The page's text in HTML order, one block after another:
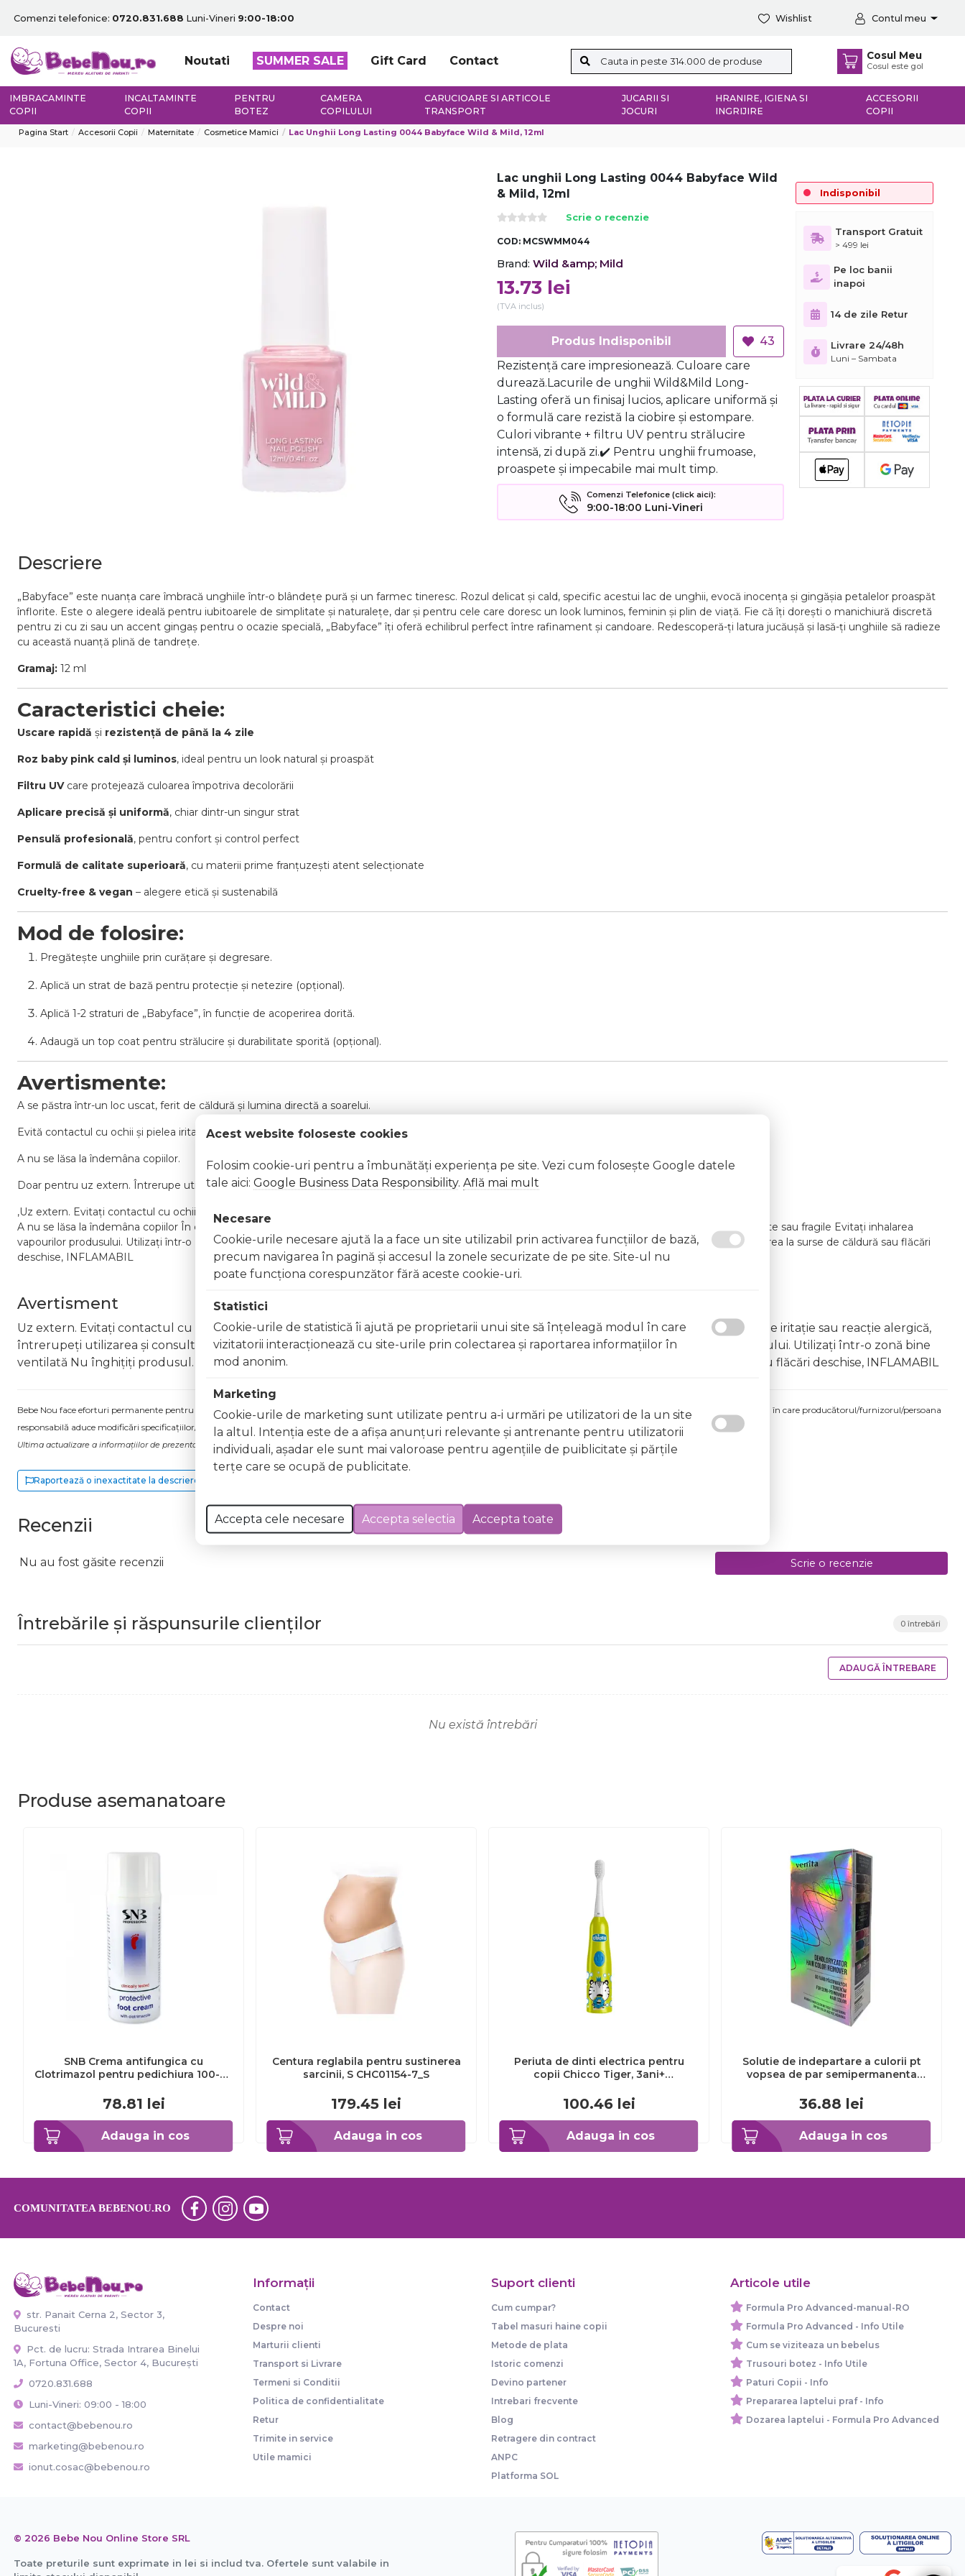
Comenzi telefonice: 0720.831.688 Luni-Vineri 9:00-18:00 Wishlist Contul meu
Noutati SUMMER SALE Gift Card Contact Cosul Meu
Cosul este gol
IMBRACAMINTE
COPII
INCALTAMINTE
COPII
PENTRU
BOTEZ
CAMERA
COPILULUI
CARUCIOARE SI ARTICOLE
TRANSPORT
JUCARII SI
JOCURI
HRANIRE, IGIENA SI
INGRIJIRE
ACCESORII
COPII
Pagina Start Accesorii Copii Maternitate Cosmetice Mamici Lac Unghii Long Lasting 0044 Babyface Wild & Mild, 12ml
Lac unghii Long Lasting 0044 Babyface Wild
& Mild, 12ml
Scrie o recenzie
COD: MCSWMM044
Brand: Wild &amp; Mild
13.73 lei
(TVA inclus)
Produs Indisponibil
43
Rezistență care impresionează. Culoare care
durează.Lacurile de unghii Wild&Mild Long-
Lasting oferă un finisaj lucios, aplicare uniformă și
o formulă care rezistă la ciobire și estompare.
Culori vibrante + filtru UV pentru strălucire
intensă, zi după zi.✔️ Pentru unghii frumoase,
proaspete și impecabile mai mult timp.
Comenzi Telefonice (click aici):
9:00-18:00 Luni-Vineri
Indisponibil
Transport Gratuit
> 499 lei
Pe loc banii
inapoi
14 de zile Retur
Livrare 24/48h
Luni – Sambata
Descriere
„Babyface” este nuanța care îmbracă unghiile într-o blândețe pură și un farmec tineresc. Rozul delicat și cald, specific acestui lac de unghii, evocă inocența și gingășia petalelor proaspăt
înflorite. Este o alegere ideală pentru iubitoarele de simplitate și naturalețe, dar și pentru cele care doresc un look luminos, feminin și plin de viață. Fie că îți dorești o manichiură discretă
pentru zi cu zi sau un accent gingaș pentru o ocazie specială, „Babyface” îți oferă echilibrul perfect între rafinament și candoare. Redescoperă-ți latura jucăușă și lasă-ți unghiile să radieze
cu această nuanță plină de tandrețe.
Gramaj: 12 ml
Caracteristici cheie:
Uscare rapidă și rezistență de până la 4 zile
Roz baby pink cald și luminos, ideal pentru un look natural și proaspăt
Filtru UVcare protejează culoarea împotriva decolorării
Aplicare precisă și uniformă, chiar dintr-un singur strat
Pensulă profesională, pentru confort și control perfect
Formulă de calitate superioară, cu materii prime franțuzești atent selecționate
Cruelty-free & vegan – alegere etică și sustenabilă
Mod de folosire:
Pregătește unghiile prin curățare și degresare.
Aplică un strat de bază pentru protecție și netezire (opțional).
Aplică 1-2 straturi de „Babyface”, în funcție de acoperirea dorită.
Adaugă un top coat pentru strălucire și durabilitate sporită (opțional).
Avertismente:
A se păstra într-un loc uscat, ferit de căldură și lumina directă a soarelui.
Evită contactul cu ochii și pielea iritată.
A nu se lăsa la îndemâna copiilor.
Doar pentru uz extern. Întrerupe utilizarea în caz de iritații.
,Uz extern. Evitați contactul cu ochii. În caz de contact, clătiți imediat cu apă din abundență
A nu se lăsa la îndemâna copiilor În caz de iritație sau reacție alergică, întrerupeți utilizarea și consultați un specialist Nu aplicați lacul pe unghii deteriorate sau fragile Evitați inhalarea
vapourilor produsului. Utilizați într-o zonă bine ventilată Nu înghițiți produsul. În caz de ingerare accidentală, consultați imediat un medic Evitați expunerea la surse de căldură sau flăcări
deschise, INFLAMABIL
Avertisment
Uz extern. Evitați contactul cu ochii. În caz de contact, clătiți imediat cu apă din abundențăA nu se lăsa la îndemâna copiilor În caz de iritație sau reacție alergică,
întrerupeți utilizarea și consultați un specialist Nu aplicați lacul pe unghii deteriorate sau fragile Evitați inhalarea vapourilor produsului. Utilizați într-o zonă bine
ventilată Nu înghițiți produsul. În caz de ingerare accidentală, consultați imediat un medic Evitați expunerea la surse de căldură sau flăcări deschise, INFLAMABIL
Bebe Nou face eforturi permanente pentru a păstra informațiile actualizate. Excepții pentru care informațiile prezentate pot fi diferite față de cele ale produsului comandat pot fi acelea în care producătorul/furnizorul/persoana
responsabilă aduce modificări specificațiilor/etichetei acestuia, fără a ne informa în prealabil. În cazul apariției unor diferențe, prevalează informația de pe etichetele produsului fizic.
Ultima actualizare a informațiilor de prezentare pentru Lac unghii Long Lasting 0044 Babyface Wild & Mild, 12ml a fost efectuată la data de 08.08.2026
Raportează o inexactitate la descriere
Recenzii
Nu au fost găsite recenzii Scrie o recenzie
Întrebările și răspunsurile clienților 0 întrebări
ADAUGĂ ÎNTREBARE
Nu există întrebări
Produse asemanatoare
Adauga in cos
SNB Crema antifungica cu
Clotrimazol pentru pedichiura 100-ml
78.81 lei
Adauga in cos
Centura reglabila pentru sustinerea
sarcinii, S CHC01154-7_S
179.45 lei
Adauga in cos
Periuta de dinti electrica pentru
copii Chicco Tiger, 3ani+
100.46 lei
Adauga in cos
Solutie de indepartare a culorii pt
vopsea de par semipermanenta
ml
36.88 lei
COMUNITATEA BEBENOU.RO
str. Panait Cerna 2, Sector 3,
Bucuresti
Pct. de lucru: Strada Intrarea Binelui
1A, Fortuna Office, Sector 4, București
0720.831.688
Luni-Vineri: 09:00 - 18:00
contact@bebenou.ro
marketing@bebenou.ro
ionut.cosac@bebenou.ro
Informaţii
Contact
Despre noi
Marturii clienti
Transport si Livrare
Termeni si Conditii
Politica de confidentialitate
Retur
Trimite in service
Utile mamici
Suport clienti
Cum cumpar?
Tabel masuri haine copii
Metode de plata
Istoric comenzi
Devino partener
Intrebari frecvente
Blog
Retragere din contract
ANPC
Platforma SOL
Articole utile
Formula Pro Advanced-manual-RO
Formula Pro Advanced - Info Utile
Cum se viziteaza un bebelus
Trusouri botez - Info Utile
Paturi Copii - Info
Prepararea laptelui praf - Info
Dozarea laptelui - Formula Pro Advanced
© 2026 Bebe Nou Online Store SRL
Toate preturile sunt exprimate in lei si includ tva. Ofertele sunt valabile in
Acest website foloseste cookies
Folosim cookie-uri pentru a îmbunătăți experiența pe site. Vezi cum folosește Google datele
tale aici: Google Business Data Responsibility. Află mai mult
Necesare
Cookie-urile necesare ajută la a face un site utilizabil prin activarea funcţiilor de bază,
precum navigarea în pagină şi accesul la zonele securizate de pe site. Site-ul nu
poate funcţiona corespunzător fără aceste cookie-uri.
Statistici
Cookie-urile de statistică îi ajută pe proprietarii unui site să înţeleagă modul în care
vizitatorii interacţionează cu site-urile prin colectarea şi raportarea informaţiilor în
mod anonim.
Marketing
Cookie-urile de marketing sunt utilizate pentru a-i urmări pe utilizatori de la un site
la altul. Intenţia este de a afişa anunţuri relevante şi antrenante pentru utilizatorii
individuali, aşadar ele sunt mai valoroase pentru agenţiile de puiblicitate şi părţile
terţe care se ocupă de publicitate.
Accepta cele necesare Accepta selectia Accepta toate